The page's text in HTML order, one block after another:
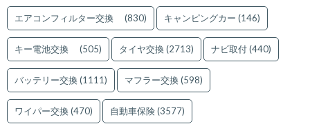
エアコンフィルター交換 (830) キャンピングカー (146)
キー電池交換 (505) タイヤ交換(2713) ナビ取付(440)
バッテリー交換(1111) マフラー交換(598)
ワイパー交換(470) 自動車保険(3577)